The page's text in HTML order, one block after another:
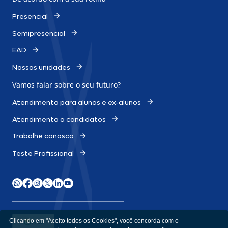
Presencial
Semipresencial
EAD
Nossas unidades
Vamos falar sobre o seu futuro?
Atendimento para alunos e ex-alunos
Atendimento a candidatos
Trabalhe conosco
Teste Profissional
Clicando em "Aceito todos os Cookies", você concorda com o